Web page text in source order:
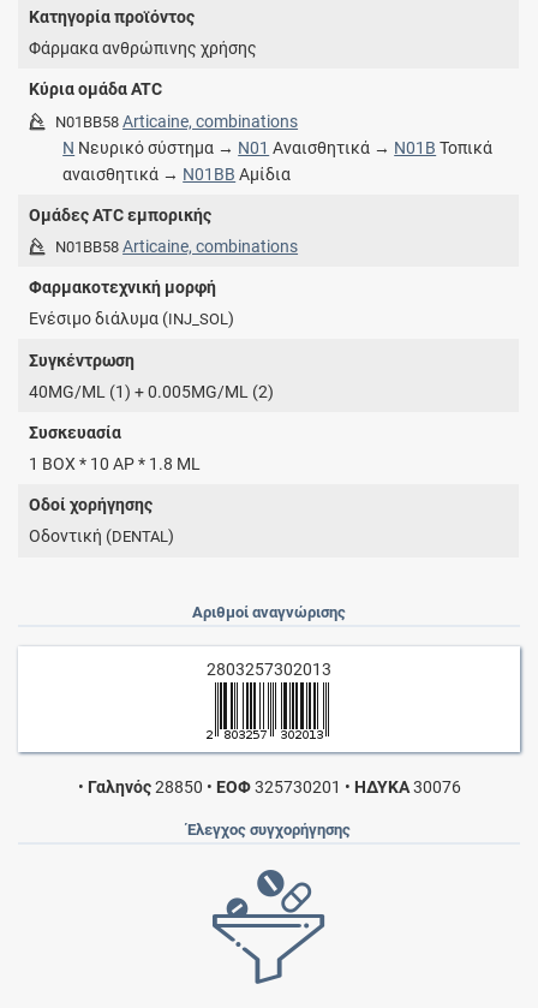
Κατηγορία προϊόντος
Φάρμακα ανθρώπινης χρήσης
Κύρια ομάδα ATC
N01BB58 Articaine, combinations
N Νευρικό σύστημα → N01 Αναισθητικά → N01B Τοπικά
αναισθητικά → N01BB Αμίδια
Ομάδες ATC εμπορικής
N01BB58 Articaine, combinations
Φαρμακοτεχνική μορφή
Ενέσιμο διάλυμα (INJ_SOL)
Συγκέντρωση
40MG/ML (1) + 0.005MG/ML (2)
Συσκευασία
1 BOX * 10 AP * 1.8 ML
Οδοί χορήγησης
Οδοντική (DENTAL)
Αριθμοί αναγνώρισης
2803257302013
• Γαληνός28850 • ΕΟΦ325730201 • ΗΔΥΚΑ30076
Έλεγχος συγχορήγησης